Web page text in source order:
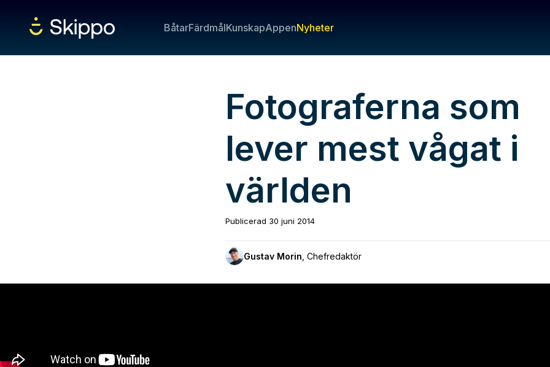
BåtarFärdmålKunskapAppenNyheter
Fotograferna som
lever mest vågat i
världen
Publicerad 30 juni 2014
Gustav Morin Chefredaktör